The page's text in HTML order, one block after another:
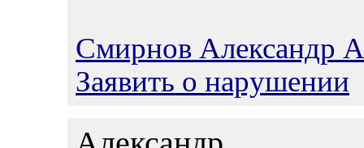
Смирнов Александр
Заявить о нарушении